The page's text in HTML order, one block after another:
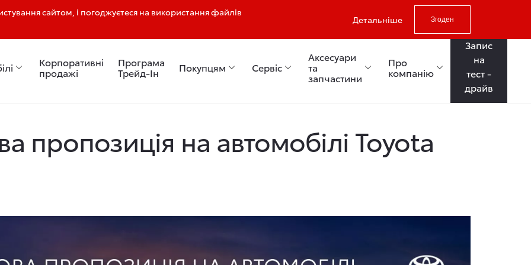
сайтом, і погоджуєтеся на використання файлів
Детальніше Згоден
Корпоративні
продажі
Програма
Трейд-Ін Покупцям Сервіс
Аксесуари
та
запчастини
Про
компанію
Запис
на
тест -
драйв
пропозиція на автомобілі Toyota